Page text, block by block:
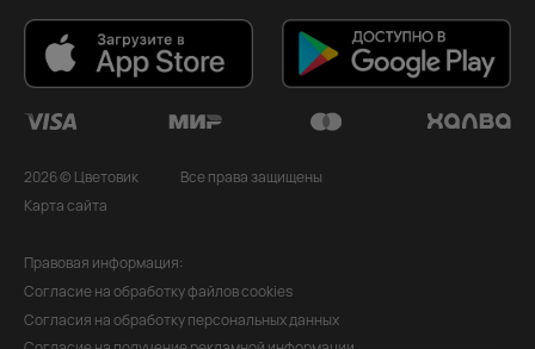
2026 © Цветовик
Все права защищены
Карта сайта
Правовая информация:
Согласие на обработку файлов cookies
Согласия на обработку персональных данных